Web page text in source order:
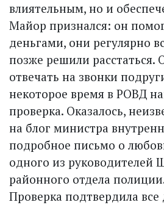
влиятельным, но и
Майор признался: он
деньгами, они регулярно
позже решили расстаться.
отвечать на звонки
некоторое время в РОВД
проверка. Оказалось,
на блог министра
подробное письмо о
одного из руководителей
районного отдела
Проверка подтвердила